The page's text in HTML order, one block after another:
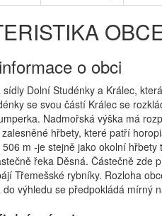
o obci
Dolní Studénky a Králec,
se svou částí Králec se
Nadmořská výška má
hřbety, které patří
m -je stejně jako okolní
řeka Děsná. Částečně zde
Třemešské rybníky. Rozloha
do výhledu se předpokládá mírný